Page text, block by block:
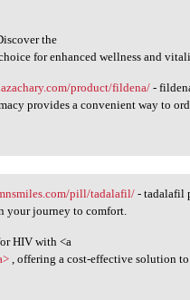
the
for enhanced wellness and
product/fildena/ -
provides a convenient way to
pill/tadalafil/- tadalafil
your journey to comfort.
HIV with <a
, offering a cost-effective solution